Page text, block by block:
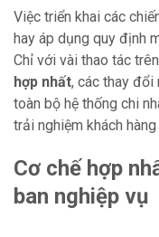
Việc triển khai các
hay áp dụng quy định
Chỉ với vài thao tác trên
hợp nhất, các thay
toàn bộ hệ thống chi
trải nghiệm khách
Cơ chế hợp
ban nghiệp vụ